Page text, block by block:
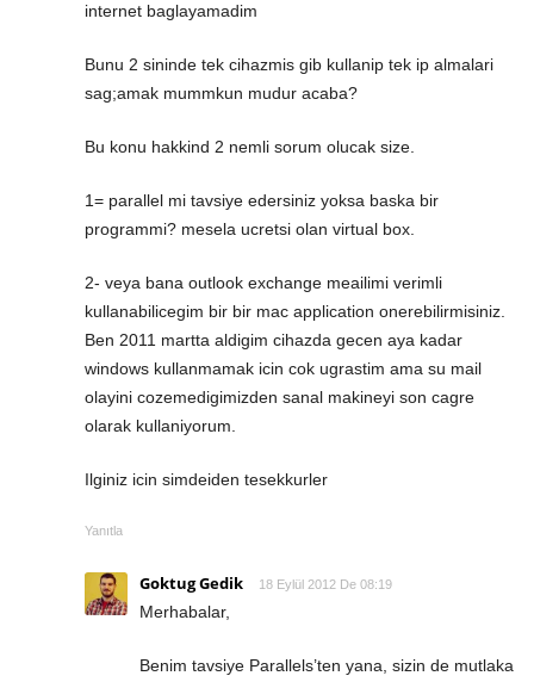
internet baglayamadim
Bunu 2 sininde tek cihazmis gib kullanip tek ip almalari
sag;amak mummkun mudur acaba?
Bu konu hakkind 2 nemli sorum olucak size.
1= parallel mi tavsiye edersiniz yoksa baska bir
programmi? mesela ucretsi olan virtual box.
2- veya bana outlook exchange meailimi verimli
kullanabilicegim bir bir mac application onerebilirmisiniz.
Ben 2011 martta aldigim cihazda gecen aya kadar
windows kullanmamak icin cok ugrastim ama su mail
olayini cozemedigimizden sanal makineyi son cagre
olarak kullaniyorum.
Ilginiz icin simdeiden tesekkurler
Yanıtla
Goktug Gedik 18 Eylül 2012 De 08:19
Merhabalar,
Benim tavsiye Parallels’ten yana, sizin de mutlaka